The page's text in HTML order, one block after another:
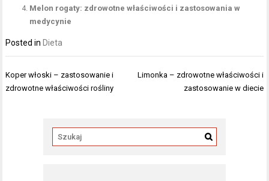
Melon rogaty: zdrowotne właściwości i zastosowania w
medycynie
Posted in Dieta
Nawigacja
wpisu
Koper włoski – zastosowanie i
zdrowotne właściwości rośliny
Limonka – zdrowotne właściwości i
zastosowanie w diecie